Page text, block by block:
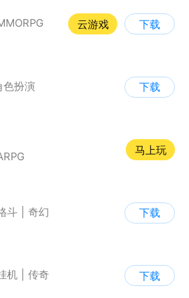
云游戏 下载
色扮演
下载
马上玩
斗
奇幻
下载
机
传奇
下载